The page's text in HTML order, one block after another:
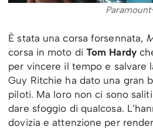
È stata una corsa forsennata,
corsa in moto di Tom Hardy
per vincere il tempo e salvare
Guy Ritchie ha dato una gran
piloti. Ma loro non ci sono
dare sfoggio di qualcosa.
dovizia e attenzione per